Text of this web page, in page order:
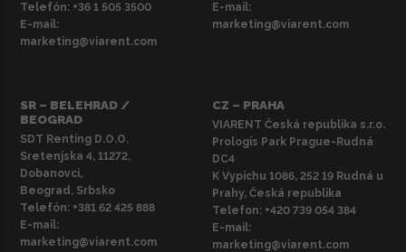
Telefón: +36 1 505 3500
E-mail:
marketing@viarent.com
E-mail:
marketing@viarent.com
SR – BELEHRAD /
BEOGRAD
SDT Renting D.O.O.
Sretenjska 4, 11272,
Dobanovci,
Beograd, Srbsko
Telefón: +381 62 425 888
E-mail:
marketing@viarent.com
CZ – PRAHA
VIARENT Česká republika s.r.o.
Prologis Park Prague-Rudná
DC4
K Vypichu 1086, 252 19 Rudná u
Prahy, Česká republika
Telefon: +420 739 054 384
E-mail:
marketing@viarent.com